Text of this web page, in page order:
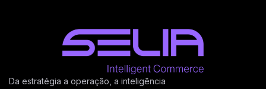
Da estratégia a operação, a inteligência